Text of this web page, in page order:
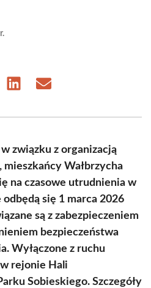
Share Share
związku z organizacją
Wałbrzycha
na czasowe utrudnienia w
się 1 marca 2026
są z zabezpieczeniem
bezpieczeństwa
Wyłączone z ruchu
rejonie Hali
Sobieskiego. Szczegóły